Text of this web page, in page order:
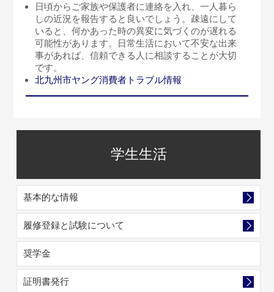
日頃からご家族や保護者に連絡を入れ、一人暮ら
しの近況を報告すると良いでしょう。疎遠にして
いると、何かあった時の異変に気づくのが遅れる
可能性があります。日常生活において不安な出来
事があれば、信頼できる人に相談することが大切
です。
北九州市ヤング消費者トラブル情報
学生生活
基本的な情報
履修登録と試験について
奨学金
証明書発行